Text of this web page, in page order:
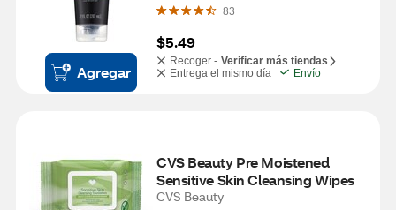
Agregar
83
$5.49
Recoger - Verificar más tiendas
Entrega el mismo día
Envío
CVS Beauty Pre Moistened
Sensitive Skin Cleansing Wipes
CVS Beauty